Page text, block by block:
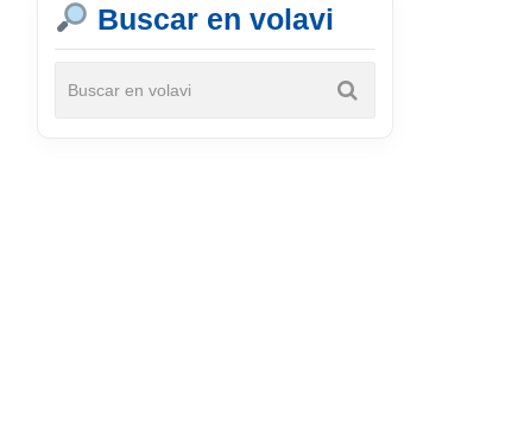
Buscar en volavi